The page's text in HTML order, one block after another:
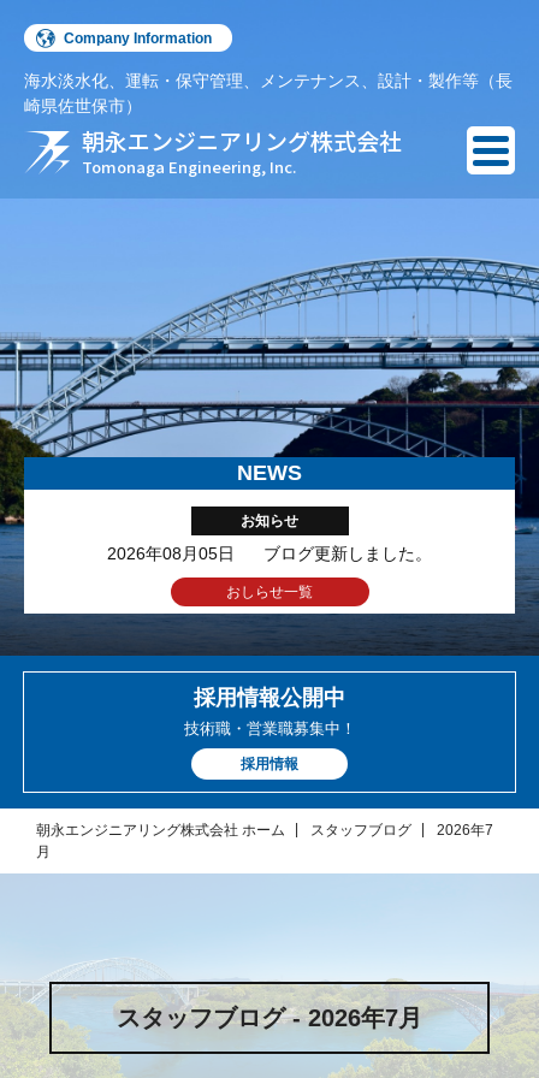
Company Information
English
Español
朝永エンジニアリング株式会社
Tomonaga Engineering, Inc.
海水淡水化、運転・保守管理、メンテナンス、設計・製作等（長
崎県佐世保市）
NEWS
お知らせ
2026年08月05日 ブログ更新しました。
おしらせ一覧
採用情報公開中
技術職・営業職募集中！
採用情報
朝永エンジニアリング株式会社 ホーム スタッフブログ
2026年7
月
スタッフブログ - 2026年7月